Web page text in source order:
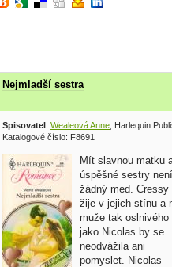
Nejmladší sestra
Spisovatel: Wealeová Anne , Harlequin
Katalogové číslo: F8691
Mít slavnou matku
úspěšné sestry není
žádný med. Cressy
žije v jejich stínu a
muže tak oslnivého
jako Nicolas by se
neodvážila ani
pomyslet. Nicolas